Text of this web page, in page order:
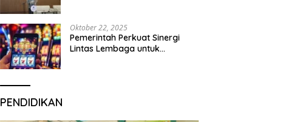
Oktober 22, 2025
Pemerintah Perkuat Sinergi
Lintas Lembaga untuk
PENDIDIKAN